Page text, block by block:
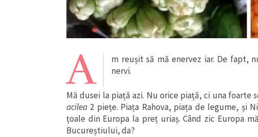
A
m reușit să mă enervez iar. De fapt,
nervi.
Mă dusei la piață azi. Nu orice piață, ci una foarte
acilea 2 piețe. Piața Rahova, piața de legume, și
țoale din Europa la preț uriaș. Când zic Europa
Bucureștiului, da?